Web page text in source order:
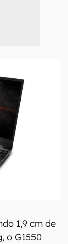
1,9 cm de
o G1550